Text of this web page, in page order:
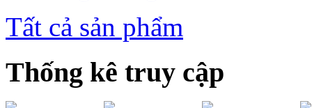
Tất cả sản phẩm
Thống kê truy cập